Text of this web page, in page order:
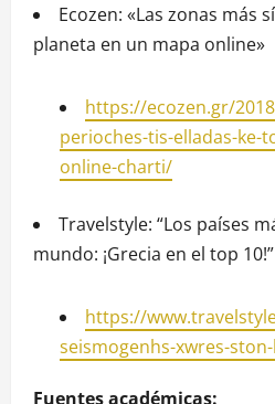
Ecozen: «Las zonas más
planeta en un mapa online»
https://ecozen.gr/
perioches-tis-elladas-ke-
online-charti/
Travelstyle: “Los países
mundo: ¡Grecia en el top 10!”
https://
seismogenhs-xwres-
Fuentes académicas: